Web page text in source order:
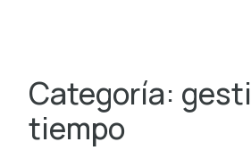
Categoría:
tiempo